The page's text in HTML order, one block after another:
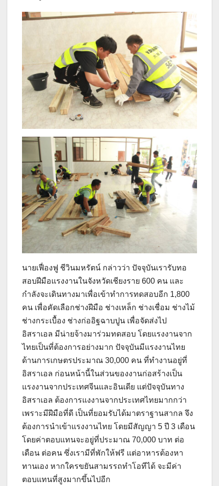
นายเฟื่องฟู ชีวินมหรัตน์ กล่าวว่า ปัจจุบันเรารับทอ
สอบฝีมือแรงงานในจังหวัดเชียงราย 600 คน และ
กำลังจะเดินทางมาเพื่อเข้าทำการทดสอบอีก 1,800
คน เพื่อคัดเลือกช่างฝีมือ ช่างเหล็ก ช่างเชื่อม ช่างไม้
ช่างกระเบื้อง ช่างก่ออิฐฉาบปูน เพื่อจัดส่งไป
อิสราเอล มีน่ายจ้างมาร่วมทดสอบ โดยแรงงานจาก
ไทยเป็นที่ต้องการอย่างมาก ปัจจุบันมีแรงงานไทย
ด้านการเกษตรประมาณ 30,000 คน ที่ทำงานอยู่ที่
อิสราเอล ก่อนหน้านี้ในส่วนของงานก่อสร้างเป็น
แรงงานจากประเทศจีนและอินเดีย แต่ปัจจุบันทาง
อิสราเอล ต้องการแงงานจากประเทศไทยมากกว่า
เพราะมีฝีมือที่ดี เป็นที่ยอมรับได้มาตราฐานสากล จึง
ต้องการนำเข้าแรงงานไทย โดยมีสัญญา 5 ปี 3 เดือน
โดยค่าตอบแทนจะอยู่ที่ประมาณ 70,000 บาท ต่อ
เดือน ต่อคน ซึ่งเรามีที่พักให้ฟรี แต่อาหารต้องหา
ทานเอง หากใครขยันสามรรถทำโอทีได้ จะมีค่า
ตอบแทนที่สูงมากขึ้นไปอีก